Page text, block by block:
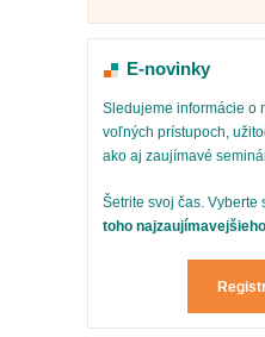
E-novinky
Sledujeme informácie o
voľných prístupoch,
ako aj zaujímavé
Šetrite svoj čas.
toho najzaujímavejšieho